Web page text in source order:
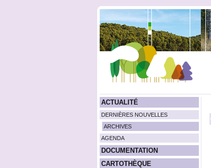
ACTUALITÉ
DERNIÈRES NOUVELLES
ARCHIVES
AGENDA
DOCUMENTATION
CARTOTHÈQUE